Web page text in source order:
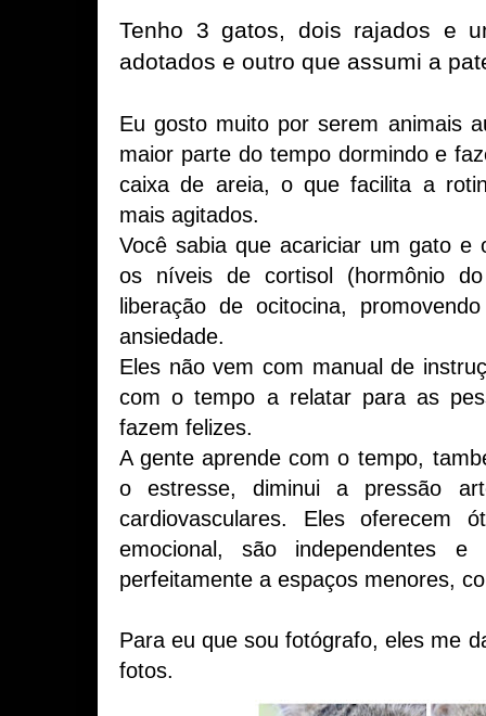
Tenho 3 gatos, dois rajados e
adotados e outro que assumi a
Eu gosto muito por serem animais
maior parte do tempo dormindo e
caixa de areia, o que facilita a
mais agitados.
Você sabia que acariciar um gato e
os níveis de cortisol (hormônio
liberação de ocitocina,
ansiedade.
Eles não vem com manual de
com o tempo a relatar para as
fazem felizes.
A gente aprende com o tempo,
o estresse, diminui a pressão
cardiovasculares. Eles oferecem
emocional, são independentes e
perfeitamente a espaços menores,
Para eu que sou fotógrafo, eles me
fotos.